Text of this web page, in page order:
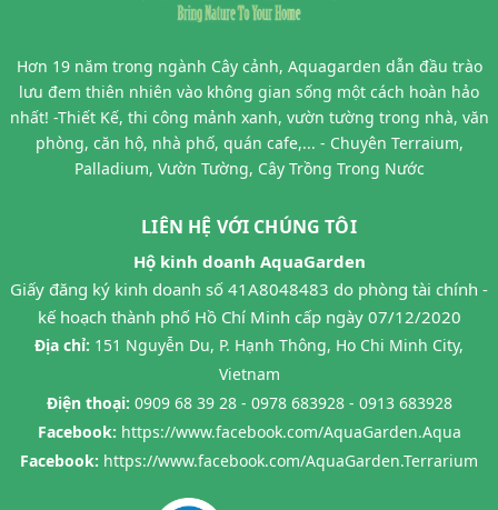
Hơn 19 năm trong ngành Cây cảnh, Aquagarden dẫn đầu trào
lưu đem thiên nhiên vào không gian sống một cách hoàn hảo
nhất! -Thiết Kế, thi công mảnh xanh, vườn tường trong nhà, văn
phòng, căn hộ, nhà phố, quán cafe,... - Chuyên Terraium,
Palladium, Vườn Tường, Cây Trồng Trong Nước
LIÊN HỆ VỚI CHÚNG TÔI
Hộ kinh doanh AquaGarden
Giấy đăng ký kinh doanh số 41A8048483 do phòng tài chính -
kế hoạch thành phố Hồ Chí Minh cấp ngày 07/12/2020
Địa chỉ: 151 Nguyễn Du, P. Hạnh Thông, Ho Chi Minh City,
Vietnam
Điện thoại: 0909 68 39 28 - 0978 683928 - 0913 683928
Facebook: https://www.facebook.com/AquaGarden.Aqua
Facebook: https://www.facebook.com/AquaGarden.Terrarium